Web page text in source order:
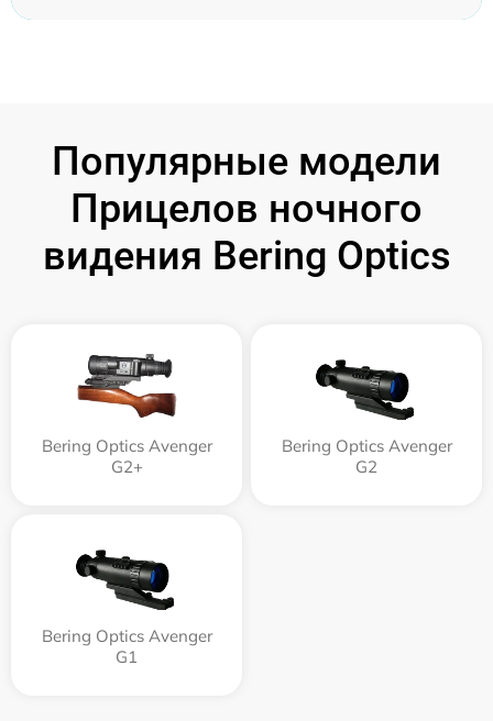
Популярные модели
Прицелов ночного
видения Bering Optics
Bering Optics Avenger
G2+
Bering Optics Avenger
G2
Bering Optics Avenger
G1